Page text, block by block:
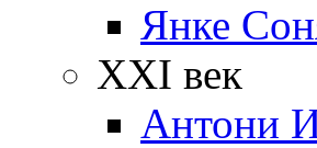
Янке
XXI век
Антони